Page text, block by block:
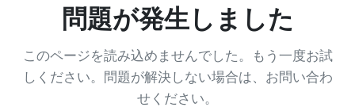
問題が発生しました
このページを読み込めませんでした。もう一度お試
しください。問題が解決しない場合は、お問い合わ
せください。